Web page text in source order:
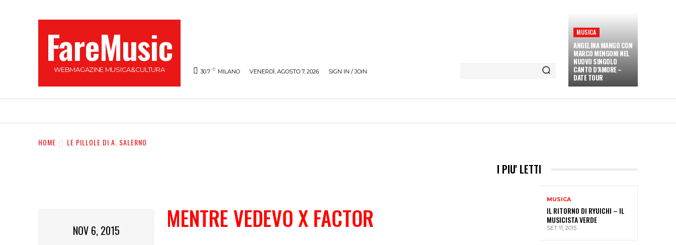
FareMusic
WEBMAGAZINE MUSICA&CULTURA 30.7 C MILANO VENERDÌ, AGOSTO 7, 2026 SIGN IN / JOIN
MUSICA
ANGELINA MANGO CON
MARCO MENGONI NEL
NUOVO SINGOLO
CANTO D’AMORE –
DATE TOUR
HOME LE PILLOLE DI A. SALERNO
NOV 6, 2015 MENTRE VEDEVO X FACTOR
I PIU' LETTI
MUSICA
IL RITORNO DI RYUICHI – IL
MUSICISTA VERDE
SET 11, 2015